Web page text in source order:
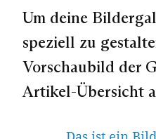
Um deine
speziell zu
Vorschaubild der
Artikel-Übersicht